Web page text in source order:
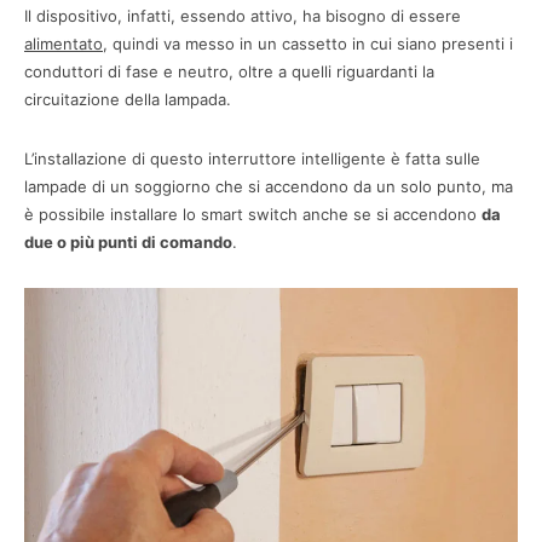
Il dispositivo, infatti, essendo attivo, ha bisogno di essere
alimentato, quindi va messo in un cassetto in cui siano presenti i
conduttori di fase e neutro, oltre a quelli riguardanti la
circuitazione della lampada.
L’installazione di questo interruttore intelligente è fatta sulle
lampade di un soggiorno che si accendono da un solo punto, ma
è possibile installare lo smart switch anche se si accendono da
due o più punti di comando.